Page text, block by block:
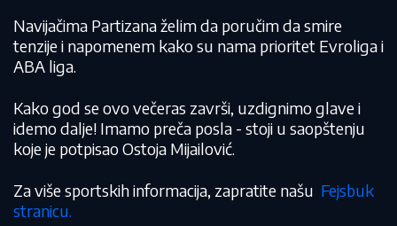
Navijačima Partizana želim da poručim da smire
tenzije i napomenem kako su nama prioritet Evroliga i
ABA liga.
Kako god se ovo večeras završi, uzdignimo glave i
idemo dalje! Imamo preča posla - stoji u saopštenju
koje je potpisao Ostoja Mijailović.
Za više sportskih informacija, zapratite našu Fejsbuk
stranicu.